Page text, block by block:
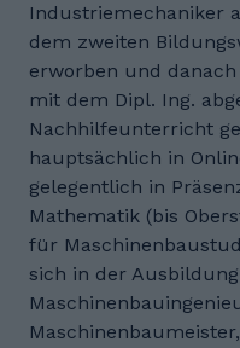
Industriemechaniker
dem zweiten
erworben und
mit dem Dipl. Ing.
Nachhilfeunterricht
hauptsächlich in
gelegentlich in
Mathematik (bis
für
sich in der